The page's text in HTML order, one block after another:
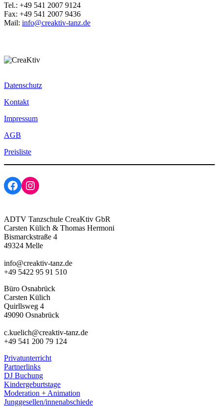
Tel.: +49 541 2007 9124
Fax: +49 541 2007 9436
Mail: info@creaktiv-tanz.de
Datenschutz
Kontakt
Impressum
AGB
Preisliste
Facebook
Instagram Profil der Tanzschule CreaKtiv
ADTV Tanzschule CreaKtiv GbR
Carsten Külich & Thomas Hermoni
Bismarckstraße 4
49324 Melle
info@creaktiv-tanz.de
+49 5422 95 91 510
Büro Osnabrück
Carsten Külich
Quirllsweg 4
49090 Osnabrück
c.kuelich@creaktiv-tanz.de
+49 541 200 79 124
Privatunterricht
Partnerlinks
DJ Buchung
Kindergeburtstage
Moderation + Animation
Junggesellen/innenabschiede